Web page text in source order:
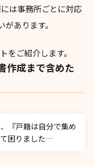
は事務所ごとに対応
あります。
をご紹介します。
作成まで含めた
『戸籍は自分で集め
困りました…